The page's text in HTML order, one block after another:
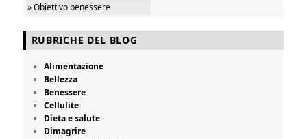
» Obiettivo benessere
RUBRICHE DEL BLOG
Alimentazione
Bellezza
Benessere
Cellulite
Dieta e salute
Dimagrire